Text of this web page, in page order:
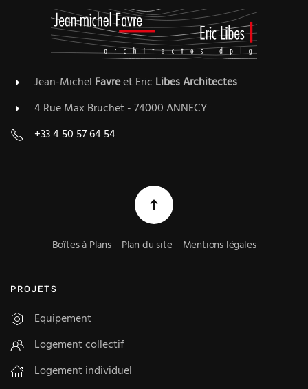
Jean-Michel Favreet Eric LibesArchitectes
4 Rue Max Bruchet - 74000 ANNECY
+33 4 50 57 64 54
Boîtes à Plans Plan du site Mentions légales
PROJETS
Equipement
Logement collectif
Logement individuel